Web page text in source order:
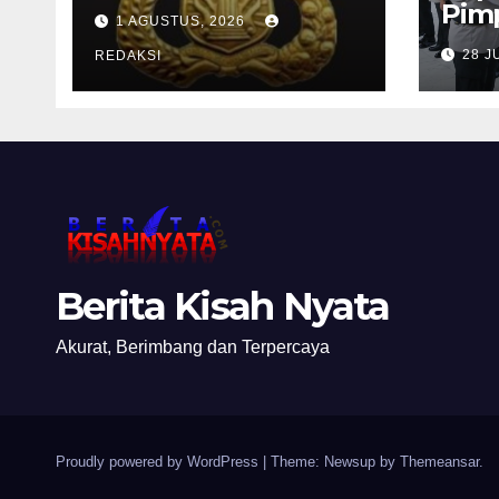
Pamen Polres
Jajaran Polda Jatim
2026
1 AGUSTUS, 2026
REDAKSI
dan
28
Berita Kisah Nyata
Akurat, Berimbang dan Terpercaya
Proudly powered by WordPress Theme: Newsup by Themeansar.